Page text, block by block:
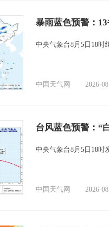
暴雨蓝色预警：
中央气象台8月5日18时
中国天气网 2026-
台风蓝色预警：“
中央气象台8月5日18时
中国天气网 2026-